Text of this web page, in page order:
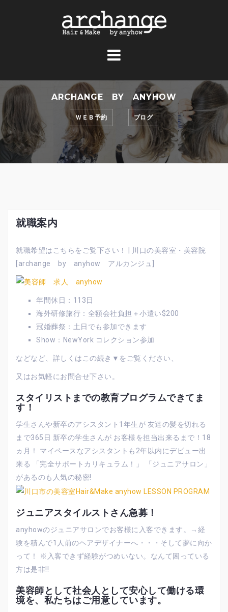
キ
プ
ARCHANGE BY ANYHOW
ＷＥＢ予約 ブログ
就職案内
就職希望はこちらをご覧下さい！ | 川口の美容室・美容院
[archange by anyhow アルカンジュ]
年間休日：113日
海外研修旅行：全額会社負担＋小遣い$200
冠婚葬祭：土日でも参加できます
Show：NewYork コレクション参加
などなど、詳しくはこの続き▼をご覧ください、
又はお気軽にお問合せ下さい。
スタイリストまでの教育プログラムできてま
す！
学生さんや新卒のアシスタント1年生が 友達の髪を切れる
まで365日 新卒の学生さんが お客様を担当出来るまで！18
ヵ月！ マイペースなアシスタントも2年以内にデビュー出
来る 「完全サポートカリキュラム！」 「ジュニアサロン」
があるのも人気の秘密!
ジュニアスタイルストさん急募！
anyhowのジュニアサロンでお客様に入客できます。→経
験を積んで1人前のヘアデザイナーへ・・・そして夢に向か
って！ ※入客できず経験がつめいない。なんて困っている
方は是非!!
美容師として社会人として安心して働ける環
境を、私たちはご用意しています。